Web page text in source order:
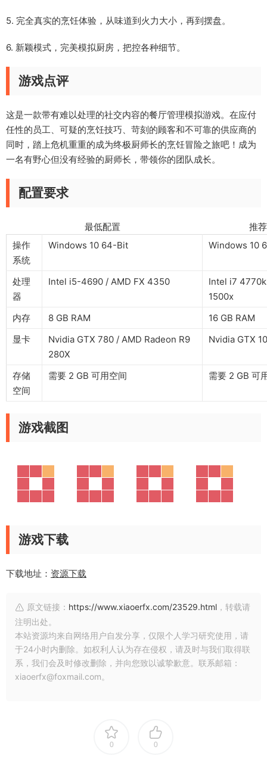
5. 完全真实的烹饪体验，从味道到火力大小，再到摆盘。
6. 新颖模式，完美模拟厨房，把控各种细节。
游戏点评
这是一款带有难以处理的社交内容的餐厅管理模拟游戏。在应付
任性的员工、可疑的烹饪技巧、苛刻的顾客和不可靠的供应商的
同时，踏上危机重重的成为终极厨师长的烹饪冒险之旅吧！成为
一名有野心但没有经验的厨师长，带领你的团队成长。
配置要求
最低配置 推荐配
操作
系统
Windows 10 64-Bit Windows 10
处理
器
Intel i5-4690 / AMD FX 4350
Intel i7
1500x
内存
8 GB RAM
16 GB RAM
显卡
Nvidia GTX 780 / AMD Radeon R9
280X
Nvidia GTX
存储
空间
需要 2 GB 可用空间 需要 2 GB 可
游戏截图
游戏下载
下载地址： 资源下载
原文链接： https://www.xiaoerfx.com/23529.html ，转载请
注明出处。
本站资源均来自网络用户自发分享，仅限个人学习研究使用，请
于24小时内删除。如权利人认为存在侵权，请及时与我们取得联
系，我们会及时修改删除，并向您致以诚挚歉意。联系邮箱：
xiaoerfx@foxmail.com。
0 0